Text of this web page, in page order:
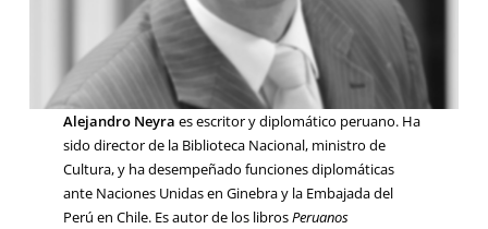
Alejandro Neyraes escritor y diplomático peruano. Ha
sido director de la Biblioteca Nacional, ministro de
Cultura, y ha desempeñado funciones diplomáticas
ante Naciones Unidas en Ginebra y la Embajada del
Perú en Chile. Es autor de los librosPeruanos